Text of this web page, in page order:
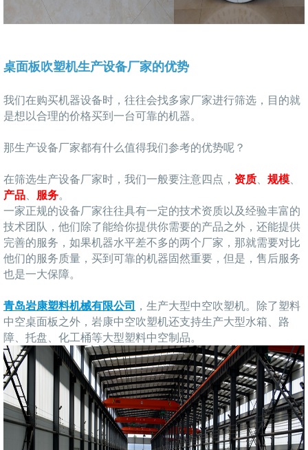
桌面板吹塑机生产设备厂家的优势
我们在购买机器设备时，往往会找多家厂家进行筛选，目的就
是想以合理的价格买到一台可靠的机器。
那生产设备厂家都有什么值得我们参考的优势呢？
在筛选生产设备厂家时，我们一般要注意四点， 资质 规模
产品
服务。
一家正规的设备厂家往往具有一定的技术资质以及经验丰富的
技术团队，他们除了能给你提供你需要的产品之外，还能提供
完善的服务，如果机器水平差不多的两个厂家，那就需要对比
他们的服务质量，买到可靠的机器固然重要，但是，售后服务
也是一大保障。
青岛岩康塑料机械有限公司
，生产大型中空吹塑机。除了塑料
中空桌面板之外，岩康中空吹塑机还支持生产大型水箱、路
障、托盘、化工桶等大型塑料中空制品。